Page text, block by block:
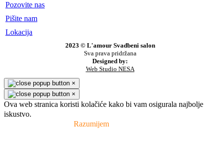
Pozovite nas
Pišite nam
Lokacija
2023 © L'amour Svadbeni salon
Sva prava pridržana
Designed by:
Web Studio NESA
×
×
Ova web stranica koristi kolačiće kako bi vam osigurala najbolje
iskustvo.
Razumijem